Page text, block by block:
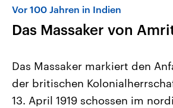
Vor 100 Jahren in Indien
Das Massaker von
Das Massaker markiert den
der britischen
13. April 1919 schossen im